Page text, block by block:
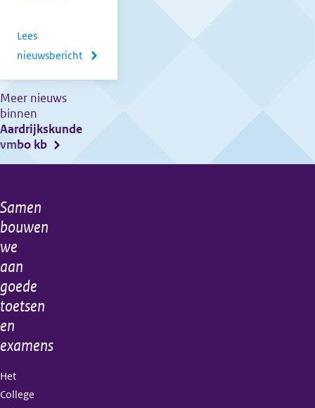
Lees
nieuwsbericht
over
Meer nieuws
binnen
Aardrijkskunde
vmbo kb
Algemene
informatie
Samen
bouwen
we
aan
goede
toetsen
en
examens
Het
College